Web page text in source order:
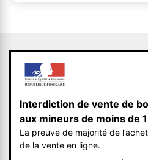
Interdiction de vente de
aux mineurs de moins de
La preuve de majorité de
de la vente en ligne.